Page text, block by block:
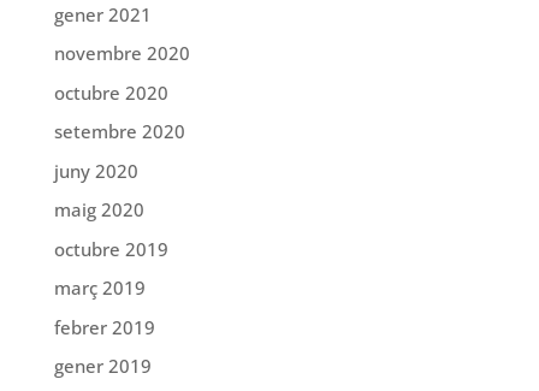
gener 2021
novembre 2020
octubre 2020
setembre 2020
juny 2020
maig 2020
octubre 2019
març 2019
febrer 2019
gener 2019